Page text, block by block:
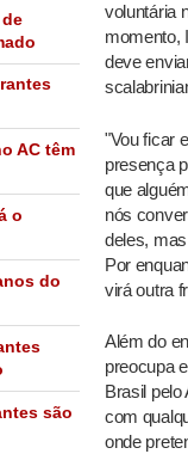
AC têm
o
do
são
voluntária
momento,
deve
"Vou ficar
presença
que
nós
deles,
Por
virá outra
Além do
preocupa
Brasil pelo
com
onde